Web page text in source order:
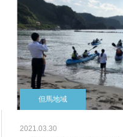
但馬地域
2021.03.30